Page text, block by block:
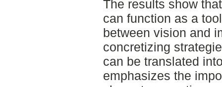
The results show
can function as a
between vision and
concretizing
can be translated
emphasizes the